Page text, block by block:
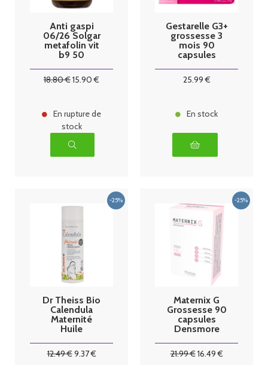
Anti gaspi
06/26 Solgar
metafolin vit
b9 50
18.80€15.90 €
En rupture de
stock
Gestarelle G3+
grossesse 3
mois 90
capsules
25.99€
En stock
Dr Theiss Bio
Calendula
Maternité
Huile
200ml
12.49€9.37€
Maternix G
Grossesse 90
capsules
Densmore
21.99€16.49€